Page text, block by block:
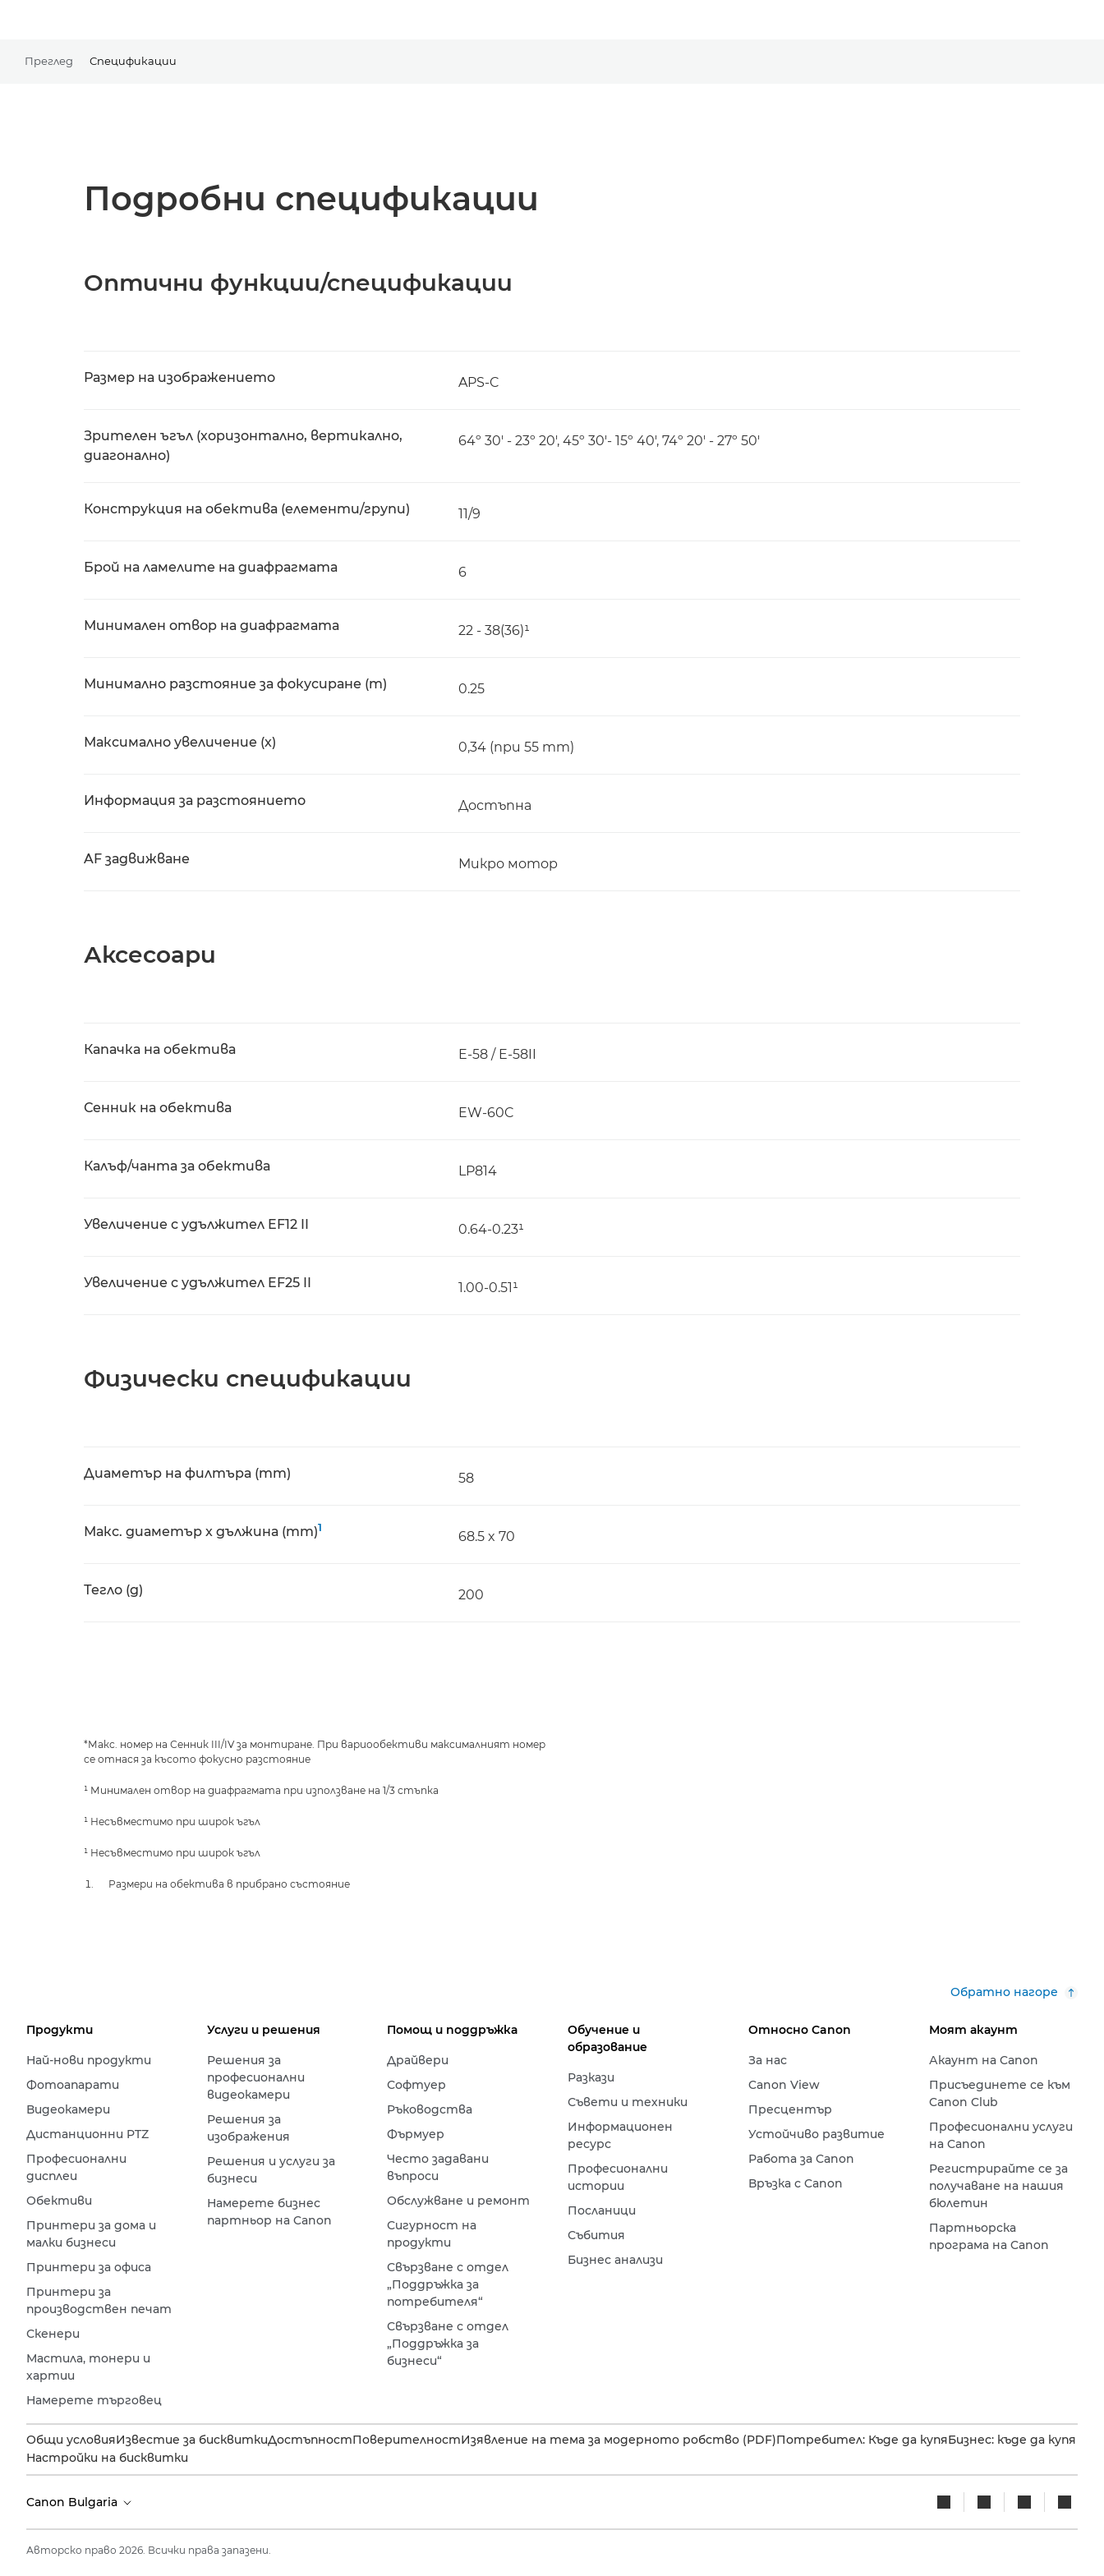
Преглед Спецификации
Подробни спецификации
Оптични функции/спецификации
Размер на изображението APS-C
Зрителен ъгъл (хоризонтално, вертикално,
диагонално)
64º 30' - 23º 20', 45º 30'- 15º 40', 74º 20' - 27º 50'
Конструкция на обектива (елементи/групи) 11/9
Брой на ламелите на диафрагмата 6
Минимален отвор на диафрагмата 22 - 38(36)¹
Минимално разстояние за фокусиране (m) 0.25
Максимално увеличение (x) 0,34 (при 55 mm)
Информация за разстоянието Достъпна
AF задвижване Микро мотор
Аксесоари
Капачка на обектива E-58 / E-58II
Сенник на обектива EW-60C
Калъф/чанта за обектива LP814
Увеличение с удължител EF12 II 0.64-0.23¹
Увеличение с удължител EF25 II 1.00-0.51¹
Физически спецификации
Диаметър на филтъра (mm) 58
Макс. диаметър x дължина (mm)1
68.5 x 70
Тегло (g) 200
*Макс. номер на Сенник III/IV за монтиране. При вариообективи максималният номер
се отнася за късото фокусно разстояние
¹ Минимален отвор на диафрагмата при използване на 1/3 стъпка
¹ Несъвместимо при широк ъгъл
¹ Несъвместимо при широк ъгъл
Размери на обектива в прибрано състояние
Обратно нагоре
Продукти
Най-нови продукти
Фотоапарати
Видеокамери
Дистанционни PTZ
Професионални
дисплеи
Обективи
Принтери за дома и
малки бизнеси
Принтери за офиса
Принтери за
производствен печат
Скенери
Мастила, тонери и
хартии
Намерете търговец
Услуги и решения
Решения за
професионални
видеокамери
Решения за
изображения
Решения и услуги за
бизнеси
Намерете бизнес
партньор на Canon
Помощ и поддръжка
Драйвери
Софтуер
Ръководства
Фърмуер
Често задавани
въпроси
Обслужване и ремонт
Сигурност на
продукти
Свързване с отдел
„Поддръжка за
потребителя“
Свързване с отдел
„Поддръжка за
бизнеси“
Обучение и
образование
Разкази
Съвети и техники
Информационен
ресурс
Професионални
истории
Посланици
Събития
Бизнес анализи
Относно Canon
За нас
Canon View
Пресцентър
Устойчиво развитие
Работа за Canon
Връзка с Canon
Моят акаунт
Акаунт на Canon
Присъединете се към
Canon Club
Професионални услуги
на Canon
Регистрирайте се за
получаване на нашия
бюлетин
Партньорска
програма на Canon
Общи условияИзвестие за бисквиткиДостъпностПоверителностИзявление на тема за модерното робство (PDF)Потребител: Къде да купяБизнес: къде да купя
Настройки на бисквитки
Canon Bulgaria
Авторско право 2026. Всички права запазени.